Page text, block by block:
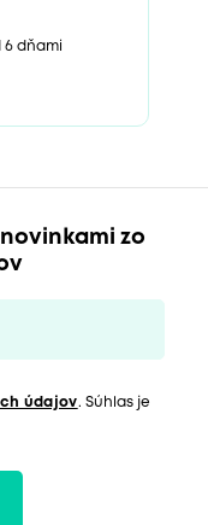
6 dňami
zo
údajov. Súhlas je